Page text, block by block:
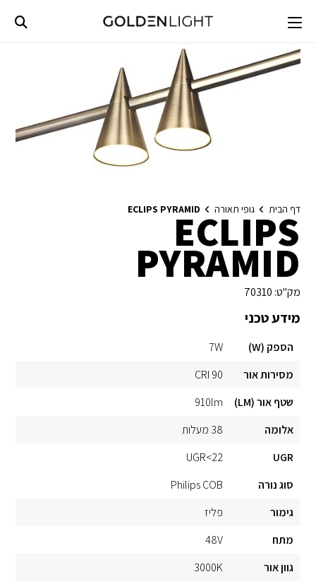
content
דף הבית גופי תאורה ECLIPS PYRAMIDECLIPS
PYRAMID
מק"ט: 70310
מידע טכני
הספק (W)
7W
מסירות אור
CRI 90
שטף אור (LM)
910lm
אלומה
38 מעלות
UGR
UGR<22
סוג נורה
Philips COB
גימור
פליז
מתח
48V
גוון אור
3000K